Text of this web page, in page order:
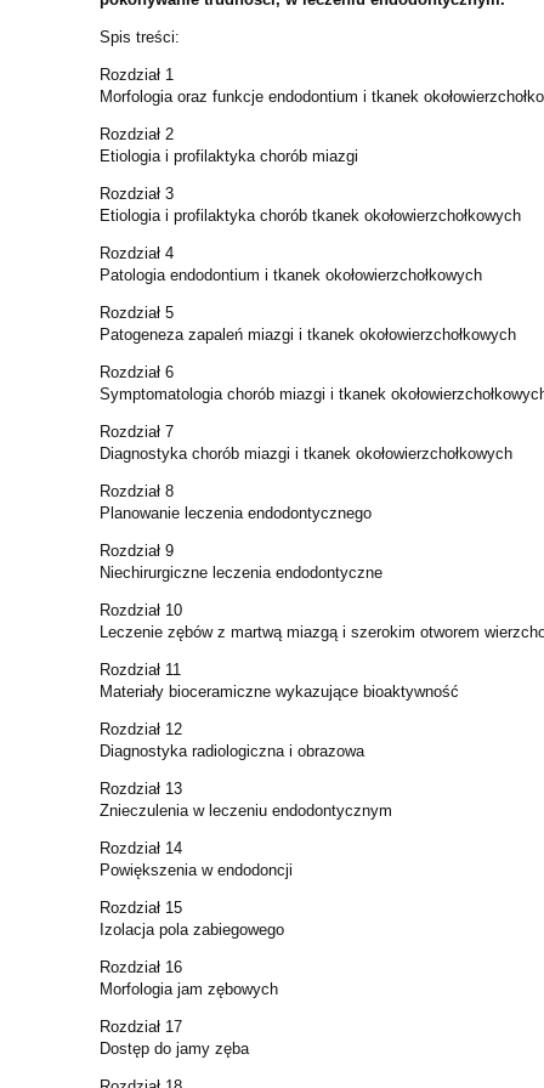
Spis treści:
Rozdział 1
Morfologia oraz funkcje endodontium i tkanek
Rozdział 2
Etiologia i profilaktyka chorób miazgi
Rozdział 3
Etiologia i profilaktyka chorób tkanek okołowierzchołkowych
Rozdział 4
Patologia endodontium i tkanek okołowierzchołkowych
Rozdział 5
Patogeneza zapaleń miazgi i tkanek okołowierzchołkowych
Rozdział 6
Symptomatologia chorób miazgi i tkanek
Rozdział 7
Diagnostyka chorób miazgi i tkanek okołowierzchołkowych
Rozdział 8
Planowanie leczenia endodontycznego
Rozdział 9
Niechirurgiczne leczenia endodontyczne
Rozdział 10
Leczenie zębów z martwą miazgą i szerokim otworem
Rozdział 11
Materiały bioceramiczne wykazujące bioaktywność
Rozdział 12
Diagnostyka radiologiczna i obrazowa
Rozdział 13
Znieczulenia w leczeniu endodontycznym
Rozdział 14
Powiększenia w endodoncji
Rozdział 15
Izolacja pola zabiegowego
Rozdział 16
Morfologia jam zębowych
Rozdział 17
Dostęp do jamy zęba